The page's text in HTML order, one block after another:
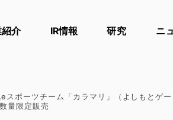
介 IR情報 研究 ニ
ポーツチーム「カラマリ」（よしもとゲ
量限定販売